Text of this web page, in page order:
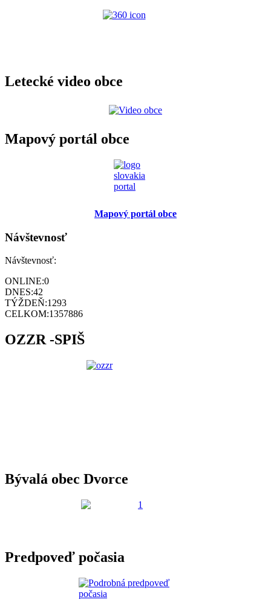
Letecké video obce
Mapový portál obce
Mapový portál obce
Návštevnosť
Návštevnosť:
ONLINE:0
DNES:42
TÝŽDEŇ:1293
CELKOM:1357886
OZZR -SPIŠ
Bývalá obec Dvorce
Predpoveď počasia